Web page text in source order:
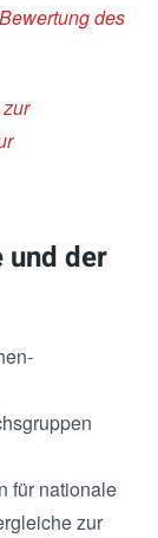
des
und der
für nationale
zur